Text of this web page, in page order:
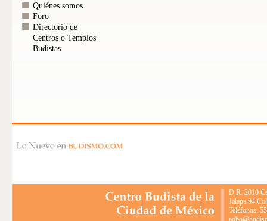
Quiénes somos
Foro
Directorio de
Centros o Templos
Budistas
D.R. 2010
Jalapa 94
Teléfonos: